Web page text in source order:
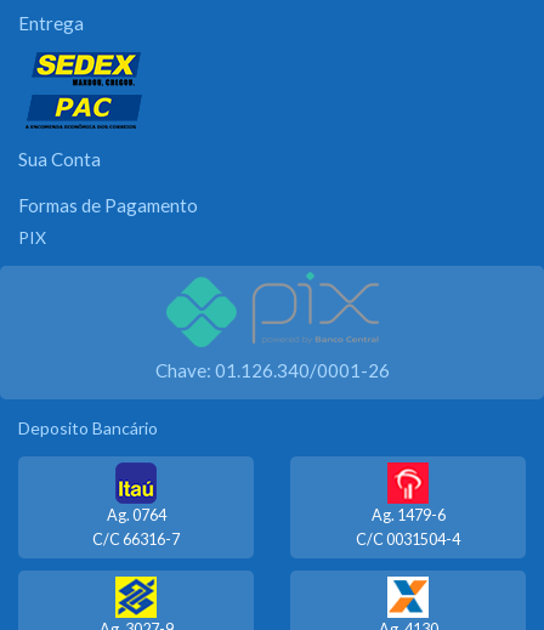
Entrega
Sua Conta
Formas de Pagamento
PIX
Chave: 01.126.340/0001-26
Deposito Bancário
Ag. 0764
C/C 66316-7
Ag. 1479-6
C/C 0031504-4